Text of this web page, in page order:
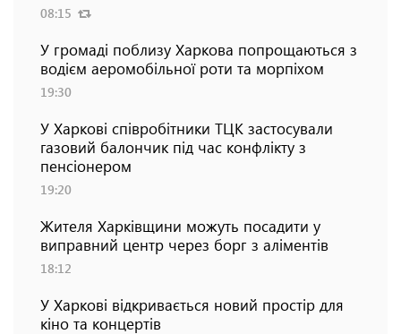
08:15
У громаді поблизу Харкова попрощаються з
водієм аеромобільної роти та морпіхом
19:30
У Харкові співробітники ТЦК застосували
газовий балончик під час конфлікту з
пенсіонером
19:20
Жителя Харківщини можуть посадити у
виправний центр через борг з аліментів
18:12
У Харкові відкривається новий простір для
кіно та концертів